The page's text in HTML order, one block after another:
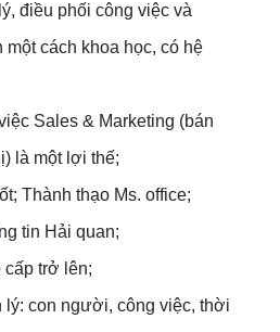
điều phối công việc và
cách khoa học, có hệ
Sales & Marketing (bán
là một lợi thế;
Thành thạo Ms. office;
tin Hải quan;
cấp trở lên;
lý: con người, công việc, thời